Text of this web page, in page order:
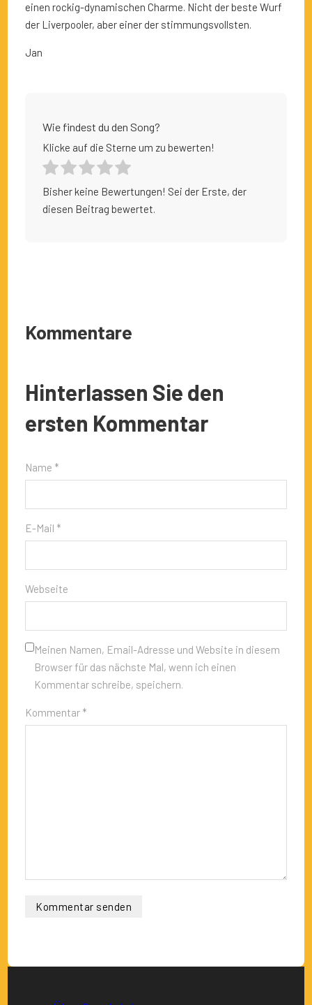
einen rockig-dynamischen Charme. Nicht der beste Wurf
der Liverpooler, aber einer der stimmungsvollsten.
Jan
Wie findest du den Song?
Klicke auf die Sterne um zu bewerten!
Bisher keine Bewertungen! Sei der Erste, der
diesen Beitrag bewertet.
Kommentare
Hinterlassen Sie den
ersten Kommentar
Name *
E-Mail *
Webseite
Meinen Namen, Email-Adresse und Website in diesem
Browser für das nächste Mal, wenn ich einen
Kommentar schreibe, speichern.
Kommentar *